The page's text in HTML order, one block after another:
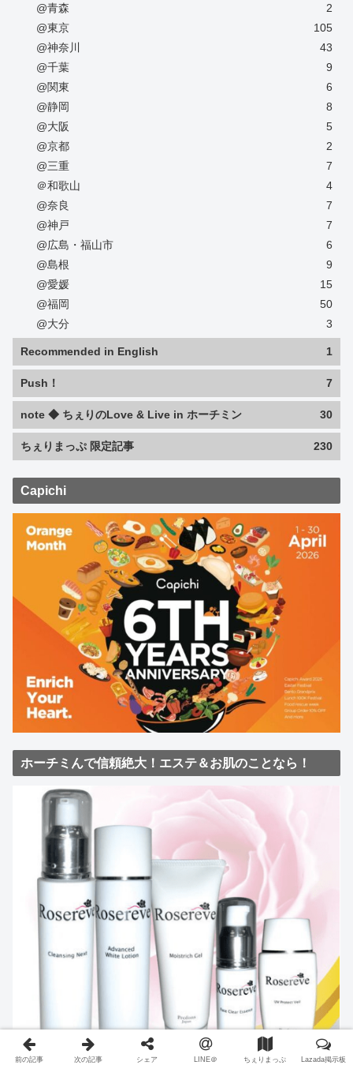
@青森
2
@東京
105
@神奈川
43
@千葉
9
@関東
6
@静岡
8
@大阪
5
@京都
2
@三重
7
＠和歌山
4
@奈良
7
@神戸
7
@広島・福山市
6
@島根
9
@愛媛
15
@福岡
50
@大分
3
Recommended in English 1
Push！ 7
note ◆ ちぇりのLove & Live in ホーチミン 30
ちぇりまっぷ 限定記事 230
Capichi
ホーチミんで信頼絶大！エステ＆お肌のことなら！
前の記事 次の記事 シェア LINE＠ ちぇりまっぷ Lazada掲示板